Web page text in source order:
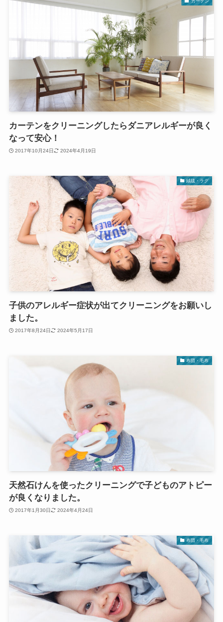
カーテン
カーテンをクリーニングしたらダニアレルギーが良く
なって安心！
2017年10月24日 2024年4月19日
絨毯・ラグ
子供のアレルギー症状が出てクリーニングをお願いし
ました。
2017年8月24日 2024年5月17日
布団・毛布
天然石けんを使ったクリーニングで子どものアトピー
が良くなりました。
2017年1月30日 2024年4月24日
布団・毛布